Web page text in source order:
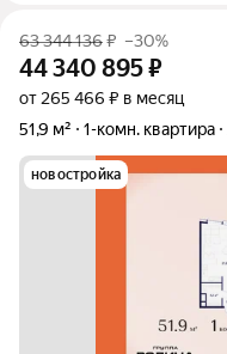
63 344 136₽ –30%
44 340 895₽
от 265 466 ₽ в месяц
51,9 м²
1-комн. квартира
новостройка